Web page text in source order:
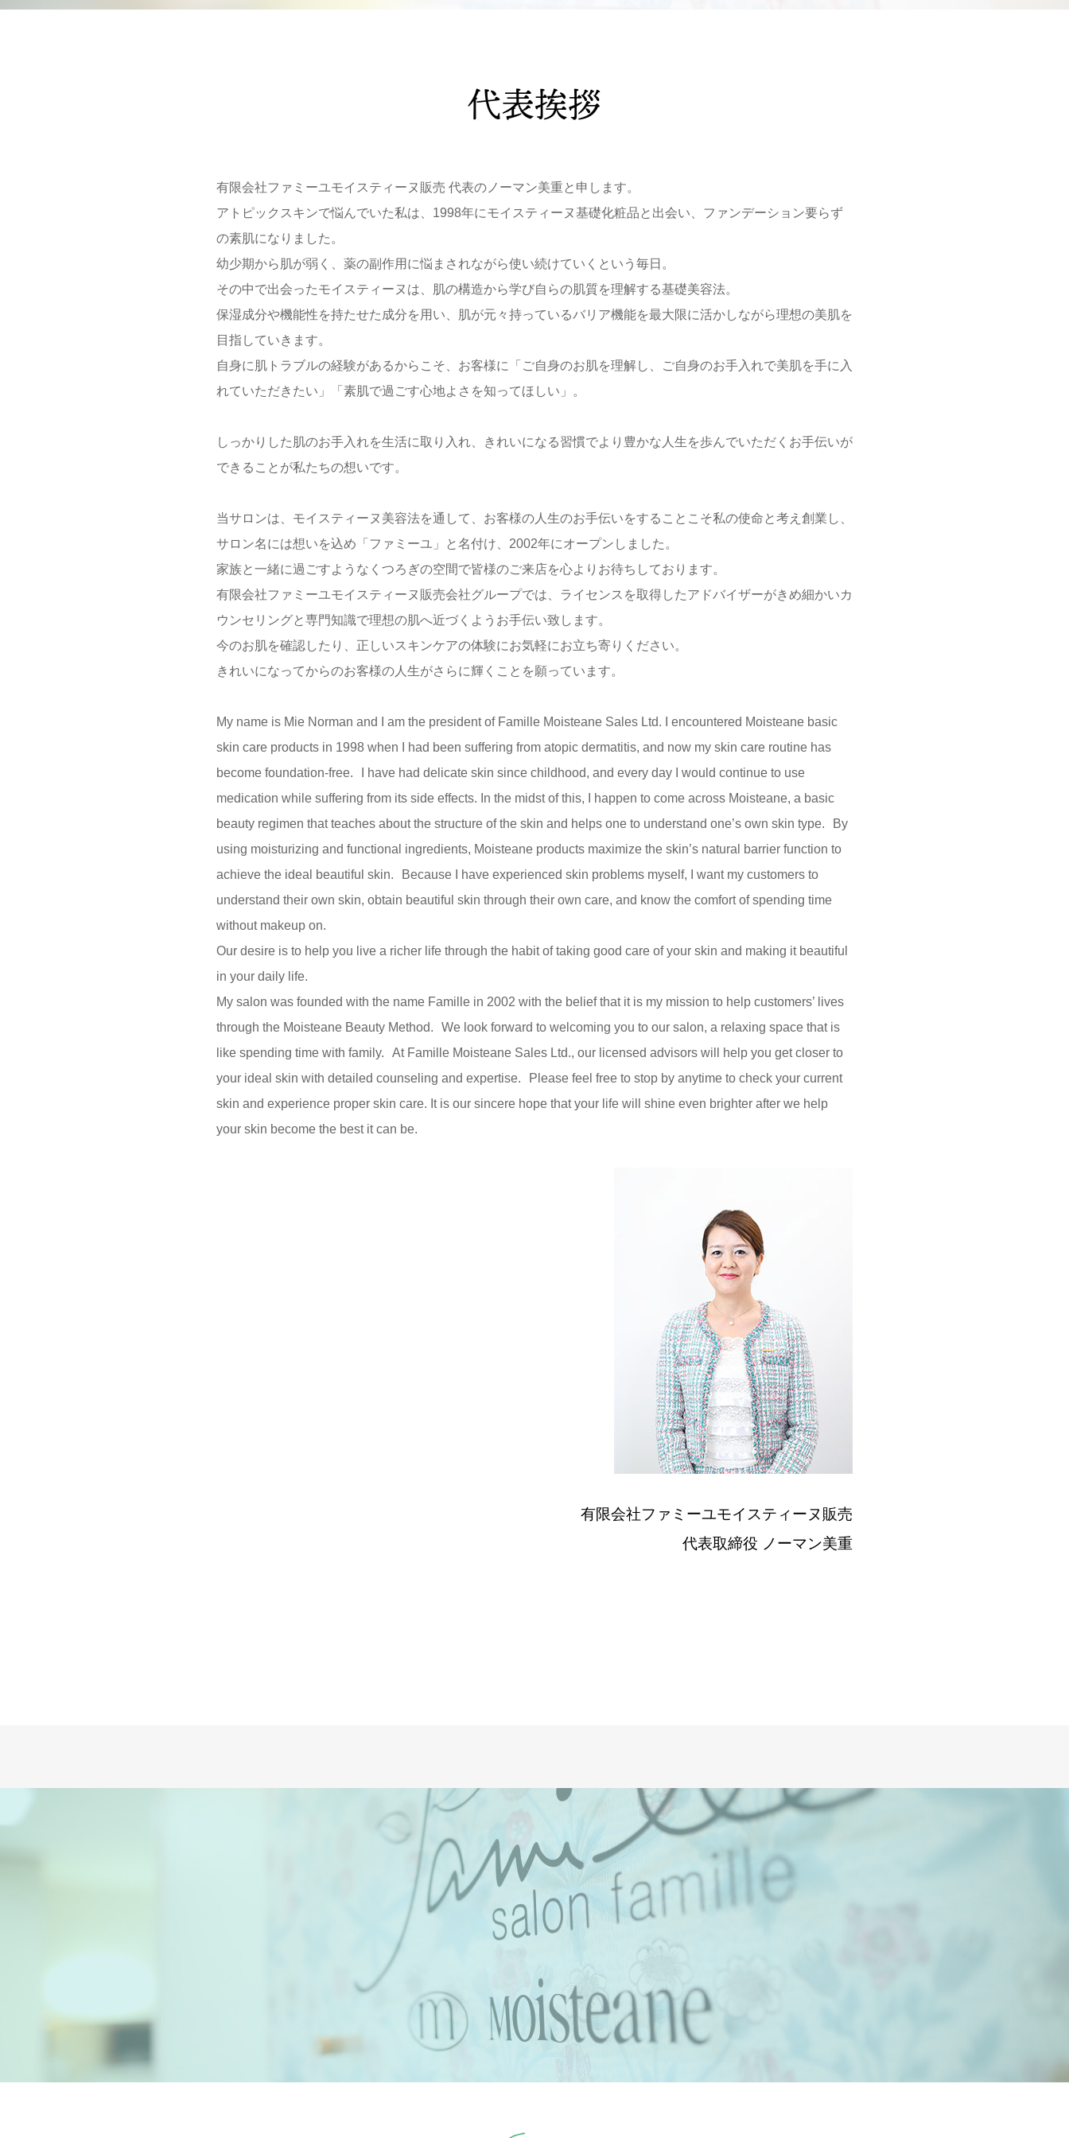
代表挨拶
有限会社ファミーユモイスティーヌ販売 代表のノーマン美重と申します。
アトピックスキンで悩んでいた私は、1998年にモイスティーヌ基礎化粧品と出会い、ファンデーション要らず
の素肌になりました。
幼少期から肌が弱く、薬の副作用に悩まされながら使い続けていくという毎日。
その中で出会ったモイスティーヌは、肌の構造から学び自らの肌質を理解する基礎美容法。
保湿成分や機能性を持たせた成分を用い、肌が元々持っているバリア機能を最大限に活かしながら理想の美肌を
目指していきます。
自身に肌トラブルの経験があるからこそ、お客様に「ご自身のお肌を理解し、ご自身のお手入れで美肌を手に入
れていただきたい」「素肌で過ごす心地よさを知ってほしい」。
しっかりした肌のお手入れを生活に取り入れ、きれいになる習慣でより豊かな人生を歩んでいただくお手伝いが
できることが私たちの想いです。
当サロンは、モイスティーヌ美容法を通して、お客様の人生のお手伝いをすることこそ私の使命と考え創業し、
サロン名には想いを込め「ファミーユ」と名付け、2002年にオープンしました。
家族と一緒に過ごすようなくつろぎの空間で皆様のご来店を心よりお待ちしております。
有限会社ファミーユモイスティーヌ販売会社グループでは、ライセンスを取得したアドバイザーがきめ細かいカ
ウンセリングと専門知識で理想の肌へ近づくようお手伝い致します。
今のお肌を確認したり、正しいスキンケアの体験にお気軽にお立ち寄りください。
きれいになってからのお客様の人生がさらに輝くことを願っています。
My name is Mie Norman and I am the president of Famille Moisteane Sales Ltd. I encountered Moisteane basic
skin care products in 1998 when I had been suffering from atopic dermatitis, and now my skin care routine has
become foundation-free. I have had delicate skin since childhood, and every day I would continue to use
medication while suffering from its side effects. In the midst of this, I happen to come across Moisteane, a basic
beauty regimen that teaches about the structure of the skin and helps one to understand one’s own skin type. By
using moisturizing and functional ingredients, Moisteane products maximize the skin’s natural barrier function to
achieve the ideal beautiful skin. Because I have experienced skin problems myself, I want my customers to
understand their own skin, obtain beautiful skin through their own care, and know the comfort of spending time
without makeup on.
Our desire is to help you live a richer life through the habit of taking good care of your skin and making it beautiful
in your daily life.
My salon was founded with the name Famille in 2002 with the belief that it is my mission to help customers’ lives
through the Moisteane Beauty Method. We look forward to welcoming you to our salon, a relaxing space that is
like spending time with family. At Famille Moisteane Sales Ltd., our licensed advisors will help you get closer to
your ideal skin with detailed counseling and expertise. Please feel free to stop by anytime to check your current
skin and experience proper skin care. It is our sincere hope that your life will shine even brighter after we help
your skin become the best it can be.
有限会社ファミーユモイスティーヌ販売
代表取締役 ノーマン美重